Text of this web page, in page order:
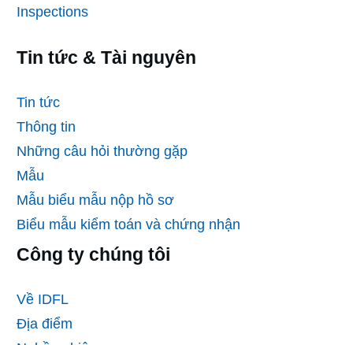
Inspections
Tin tức & Tài nguyên
Tin tức
Thông tin
Những câu hỏi thường gặp
Mẫu
Mẫu biểu mẫu nộp hồ sơ
Biểu mẫu kiểm toán và chứng nhận
Công ty chúng tôi
Về IDFL
Địa điểm